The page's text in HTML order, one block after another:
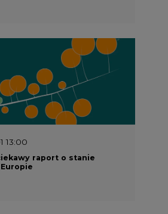
13:00
raport o stanie